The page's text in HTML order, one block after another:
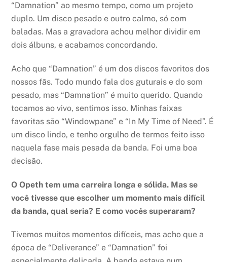
“Damnation” ao mesmo tempo, como um projeto
duplo. Um disco pesado e outro calmo, só com
baladas. Mas a gravadora achou melhor dividir em
dois álbuns, e acabamos concordando.
Acho que “Damnation” é um dos discos favoritos dos
nossos fãs. Todo mundo fala dos guturais e do som
pesado, mas “Damnation” é muito querido. Quando
tocamos ao vivo, sentimos isso. Minhas faixas
favoritas são “Windowpane” e “In My Time of Need”. É
um disco lindo, e tenho orgulho de termos feito isso
naquela fase mais pesada da banda. Foi uma boa
decisão.
O Opeth tem uma carreira longa e sólida. Mas se
você tivesse que escolher um momento mais difícil
da banda, qual seria? E como vocês superaram?
Tivemos muitos momentos difíceis, mas acho que a
época de “Deliverance” e “Damnation” foi